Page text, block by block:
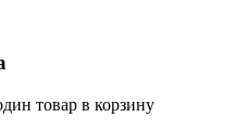
товар в корзину